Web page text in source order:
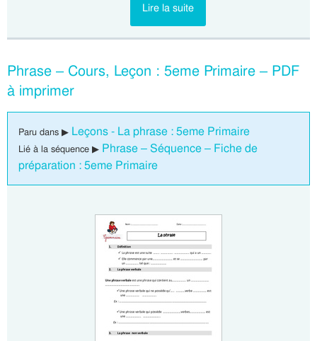
Lire la suite
Phrase – Cours, Leçon : 5eme Primaire – PDF
à imprimer
Paru dans ▶ Leçons - La phrase : 5eme Primaire
Lié à la séquence ▶ Phrase – Séquence – Fiche de
préparation : 5eme Primaire